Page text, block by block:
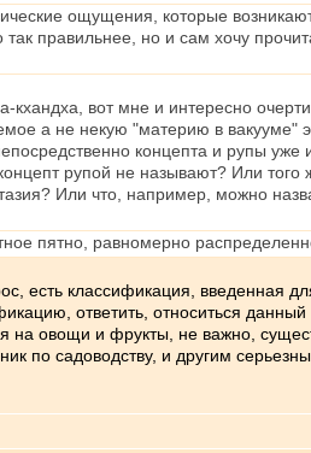
ощущения, которые
правильнее, но и сам хочу
вот мне и интересно
а не некую "материю в вакууме"
концепта и рупы уже
рупой не называют? Или
Или что, например, можно
пятно, равномерно
есть классификация, введенная
ответить, относиться
на овощи и фрукты, не важно,
по садоводству, и другим